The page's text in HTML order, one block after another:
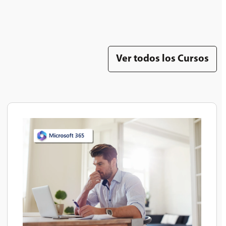
Ver todos los Cursos